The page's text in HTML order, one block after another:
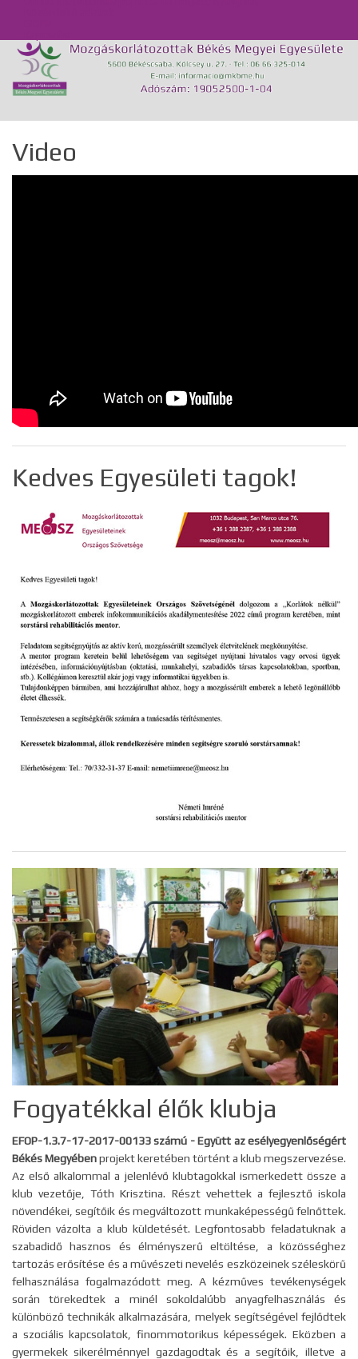
Video
Kedves Egyesületi tagok!
Fogyatékkal élők klubja
EFOP-1.3.7-17-2017-00133 számú - Együtt az esélyegyenlőségért
Békés Megyébenprojekt keretében történt a klub megszervezése.
Az első alkalommal a jelenlévő klubtagokkal ismerkedett össze a
klub vezetője, Tóth Krisztina. Részt vehettek a fejlesztő iskola
növendékei, segítőik és megváltozott munkaképességű felnőttek.
Röviden vázolta a klub küldetését. Legfontosabb feladatuknak a
szabadidő hasznos és élményszerű eltöltése, a közösséghez
tartozás erősítése és a művészeti nevelés eszközeinek széleskörű
felhasználása fogalmazódott meg. A kézműves tevékenységek
során törekedtek a minél sokoldalúbb anyagfelhasználás és
különböző technikák alkalmazására, melyek segítségével fejlődtek
a szociális kapcsolatok, finommotorikus képességek. Eközben a
gyermekek sikerélménnyel gazdagodtak és a segítőik, illetve a